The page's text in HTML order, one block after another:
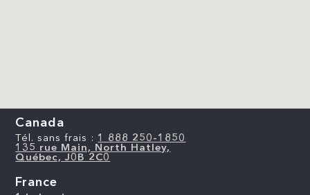
Canada
Tél. sans frais : 1 888 250-1850
135 rue Main, North Hatley,
Québec, J0B 2C0
France